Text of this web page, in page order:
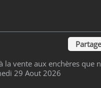
la vente aux enchères que
29 Aout 2026